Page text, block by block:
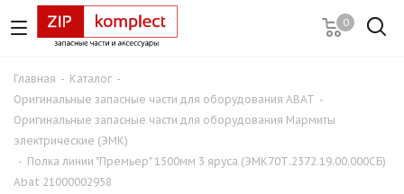
0
Главная - Каталог -
Оригинальные запасные части для оборудования ABAT -
Оригинальные запасные части для оборудования Мармиты
электрические (ЭМК)
- Полка линии "Премьер" 1500мм 3 яруса (ЭМК70Т.2372.19.00.000СБ)
Abat 21000002958